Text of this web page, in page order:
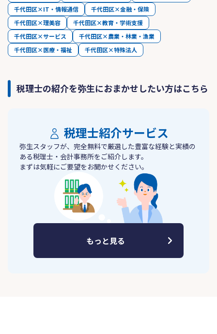
千代田区×IT・情報通信
千代田区×金融・保険
千代田区×理美容
千代田区×教育・学術支援
千代田区×サービス
千代田区×農業・林業・漁業
千代田区×医療・福祉
千代田区×特殊法人
税理士の紹介を弥生におまかせしたい方はこちら
税理士紹介サービス
弥生スタッフが、完全無料で厳選した豊富な経験と実績の
ある税理士・会計事務所をご紹介します。
まずは気軽にご要望をお聞かせください。
もっと見る